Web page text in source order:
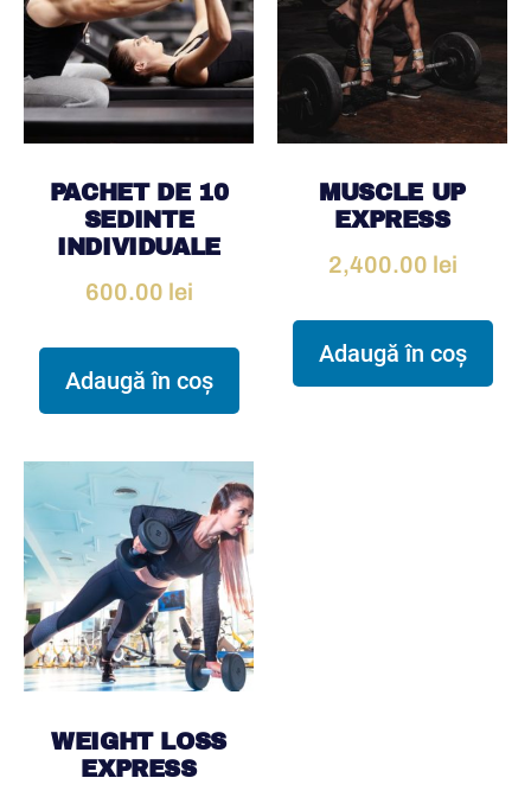
PACHET DE 10
SEDINTE
INDIVIDUALE
600.00 lei
Adaugă în coș
MUSCLE UP
EXPRESS
2,400.00 lei
Adaugă în coș
WEIGHT LOSS
EXPRESS